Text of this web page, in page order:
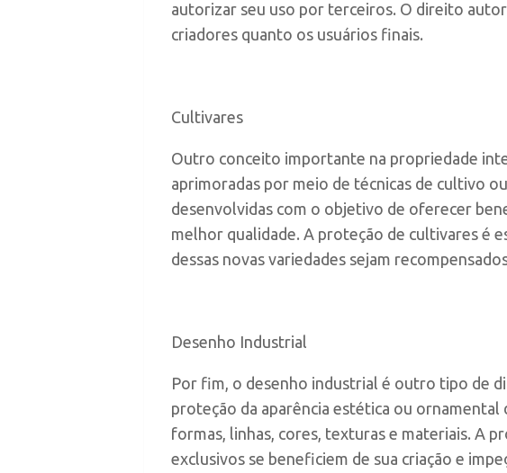
autorizar seu uso por terceiros. O direito
criadores quanto os usuários finais.
Cultivares
Outro conceito importante na propriedade
aprimoradas por meio de técnicas de cultivo
desenvolvidas com o objetivo de oferecer
melhor qualidade. A proteção de cultivares é
dessas novas variedades sejam
Desenho Industrial
Por fim, o desenho industrial é outro tipo de
proteção da aparência estética ou
formas, linhas, cores, texturas e materiais. A
exclusivos se beneficiem de sua criação e